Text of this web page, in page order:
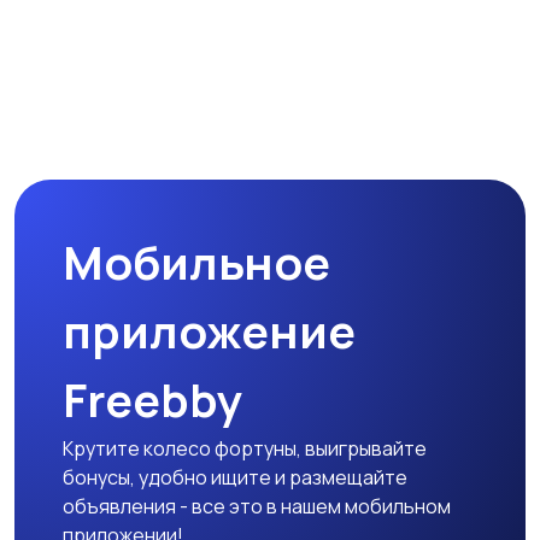
Мобильное
приложение
Freebby
Крутите колесо фортуны, выигрывайте
бонусы, удобно ищите и размещайте
объявления - все это в нашем мобильном